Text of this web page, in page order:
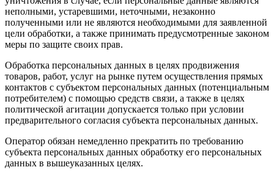
неполными, устаревшими, неточными, незаконно
полученными или не являются необходимыми для заявленной
цели обработки, а также принимать предусмотренные законом
меры по защите своих прав.
Обработка персональных данных в целях продвижения
товаров, работ, услуг на рынке путем осуществления прямых
контактов с субъектом персональных данных (потенциальным
потребителем) с помощью средств связи, а также в целях
политической агитации допускается только при условии
предварительного согласия субъекта персональных данных.
Оператор обязан немедленно прекратить по требованию
субъекта персональных данных обработку его персональных
данных в вышеуказанных целях.